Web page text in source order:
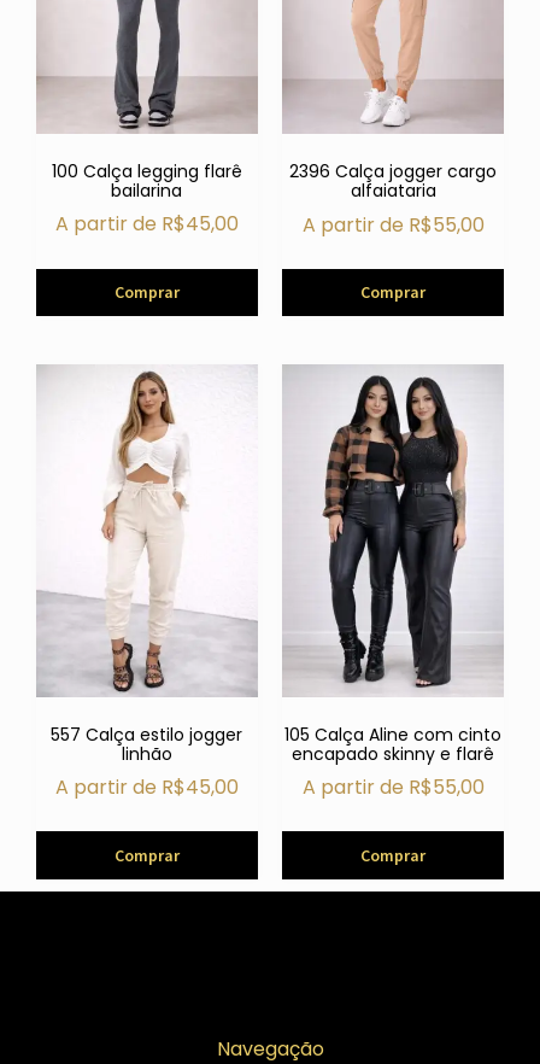
100 Calça legging flarê
bailarina
A partir de R$45,00
Comprar
2396 Calça jogger cargo
alfaiataria
A partir de R$55,00
Comprar
557 Calça estilo jogger
linhão
A partir de R$45,00
Comprar
105 Calça Aline com cinto
encapado skinny e flarê
A partir de R$55,00
Comprar
Navegação